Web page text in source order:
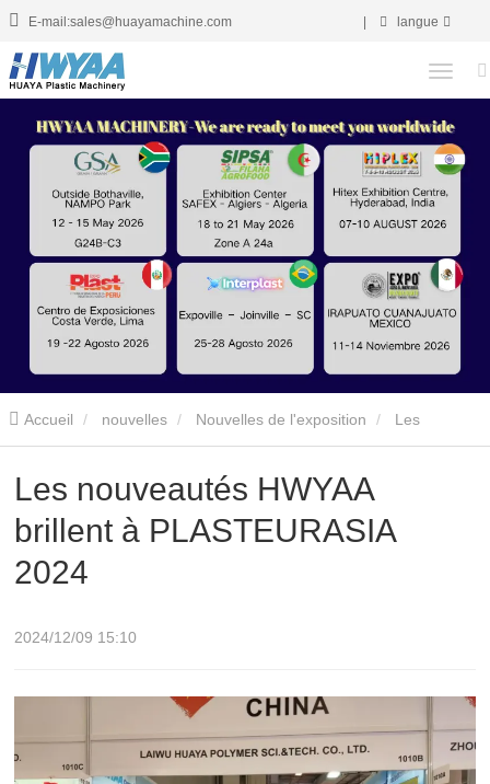
E-mail:sales@huayamachine.com langue
Accueil nouvelles Nouvelles de l'exposition
nouveautés HWYAA brillent à PLASTEURASIA 2024
Les nouveautés HWYAA
brillent à PLASTEURASIA
2024
2024/12/09 15:10